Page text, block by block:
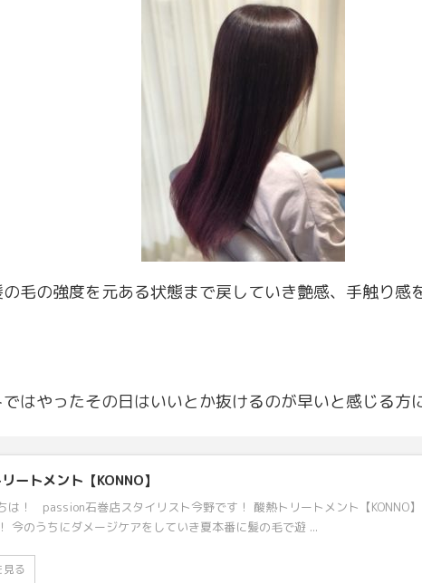
毛の強度を元ある状態まで戻していき艶感、手触り感
はやったその日はいいとか抜けるのが早いと感じる方
ートメント【KONNO】
は！ passion石巻店スタイリスト今野です！ 酸熱トリートメント【KONNO
今のうちにダメージケアをしていき夏本番に髪の毛で遊 ...
見る